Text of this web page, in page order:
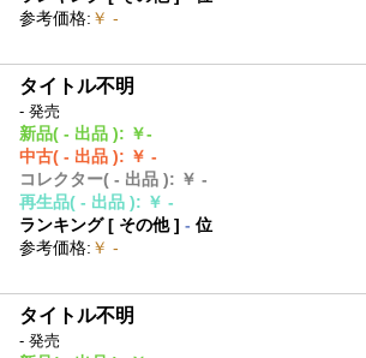
参考価格: ￥ -
タイトル不明
- 発売
新品( - 出品 ): ￥-
中古( - 出品 ): ￥ -
コレクター( - 出品 ): ￥ -
再生品( - 出品 ): ￥ -
ランキング [ その他]- 位
参考価格: ￥ -
タイトル不明
- 発売